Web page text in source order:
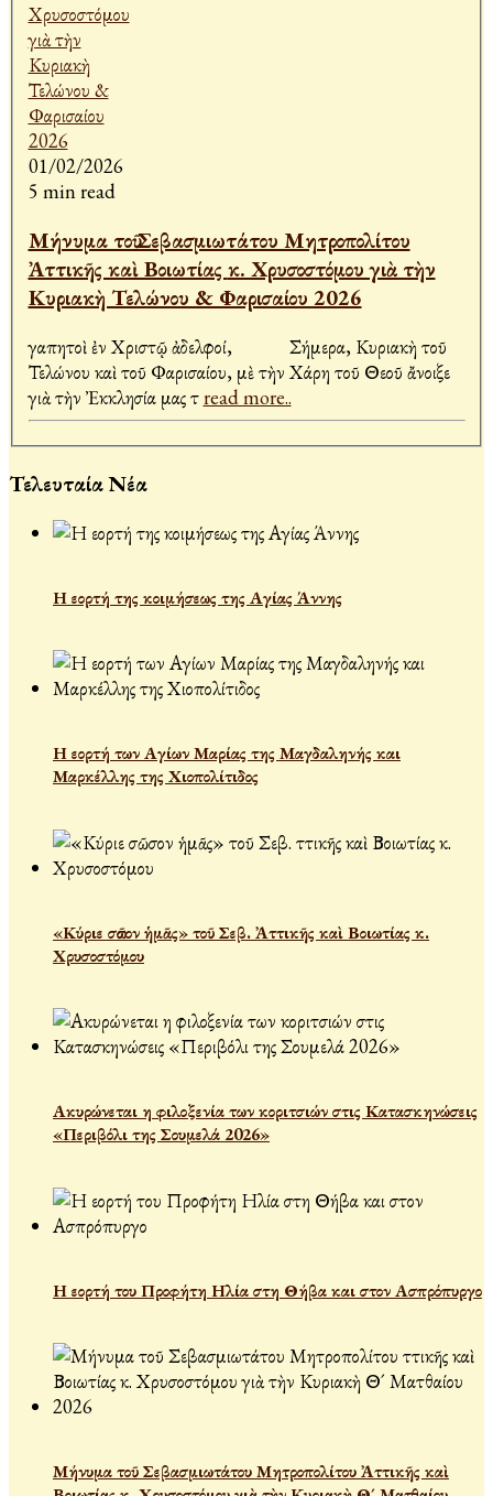
01/02/2026
5 min read
Μήνυμα τοῦ Σεβασμιωτάτου Μητροπολίτου
Ἀττικῆς καὶ Βοιωτίας κ. Χρυσοστόμου γιὰ τὴν
Κυριακὴ Τελώνου & Φαρισαίου 2026
Ἀγαπητοὶ ἐν Χριστῷ ἀδελφοί, Σήμερα, Κυριακὴ τοῦ
Τελώνου καὶ τοῦ Φαρισαίου, μὲ τὴν Χάρη τοῦ Θεοῦ ἄνοιξε
γιὰ τὴν Ἐκκλησία μας τread more..
Τελευταία Νέα
Η εορτή της κοιμήσεως της Αγίας Άννης
Η εορτή των Αγίων Μαρίας της Μαγδαληνής και
Μαρκέλλης της Χιοπολίτιδος
«Κύριε σῶσον ἡμᾶς» τοῦ Σεβ. Ἀττικῆς καὶ Βοιωτίας κ.
Χρυσοστόμου
Ακυρώνεται η φιλοξενία των κοριτσιών στις Κατασκηνώσεις
«Περιβόλι της Σουμελά 2026»
Η εορτή του Προφήτη Ηλία στη Θήβα και στον Ασπρόπυργο
Μήνυμα τοῦ Σεβασμιωτάτου Μητροπολίτου Ἀττικῆς καὶ